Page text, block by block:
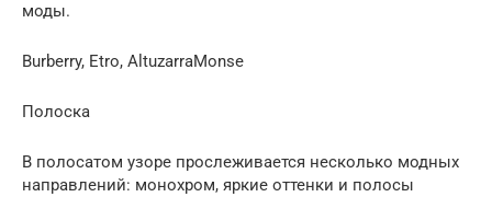
моды.
Burberry, Etro, AltuzarraMonse
Полоска
В полосатом узоре прослеживается несколько модных
направлений: монохром, яркие оттенки и полосы